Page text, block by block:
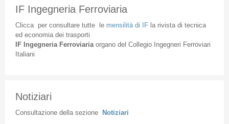
IF Ingegneria Ferroviaria
Cliccaper consultare tuttele mensilità di IFla rivista di tecnica
ed economia dei trasporti
IF Ingegneria Ferroviaria organodel Collegio Ingegneri Ferroviari
Italiani
Notiziari
Consultazione della sezione Notiziari